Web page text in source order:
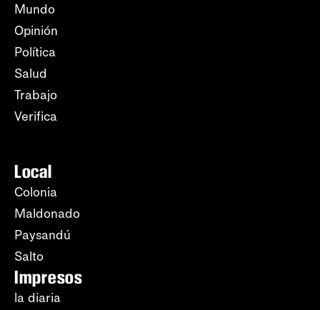
Mundo
Opinión
Política
Salud
Trabajo
Verifica
Local
Colonia
Maldonado
Paysandú
Salto
Impresos
la diaria